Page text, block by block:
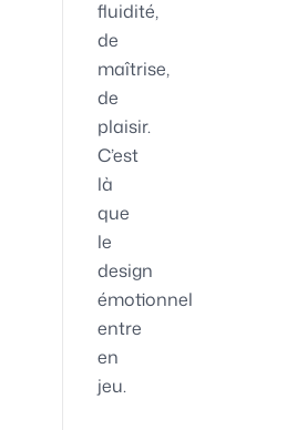
fluidité,
de
maîtrise,
de
plaisir.
C’est
là
que
le
design
émotionnel
entre
en
jeu.